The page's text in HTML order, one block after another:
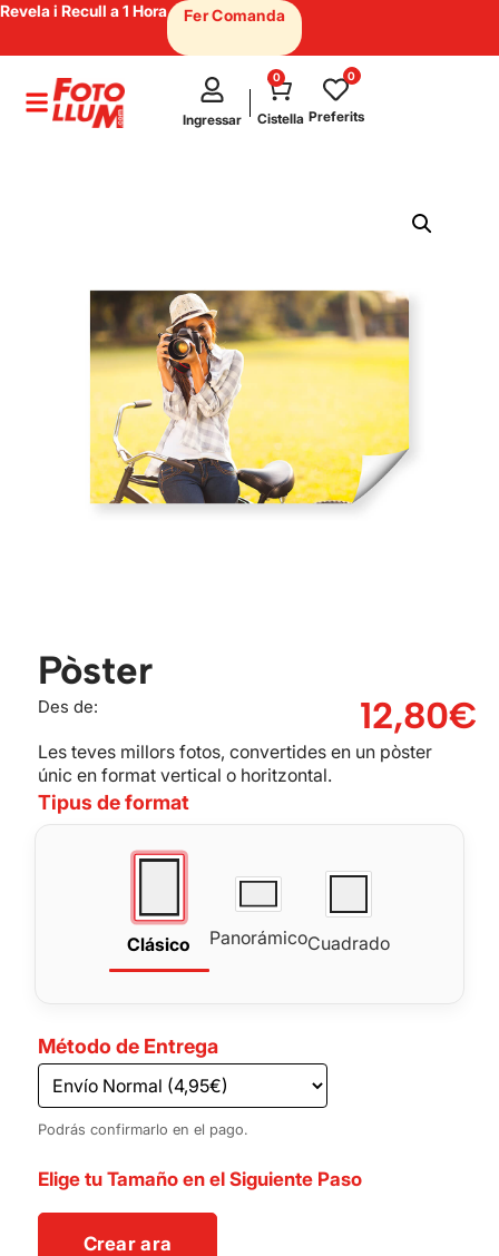
Revela i Recull a 1 Hora Fer Comanda
Ingressar
test
0
Cistella Preferits
0
Pòster
Des de: 12,80€
Les teves millors fotos, convertides en un pòster
únic en format vertical o horitzontal.
Tipus de format
Clásico PanorámicoCuadrado
Método de Entrega
Podrás confirmarlo en el pago.
Elige tu Tamaño en el Siguiente Paso
Crear ara